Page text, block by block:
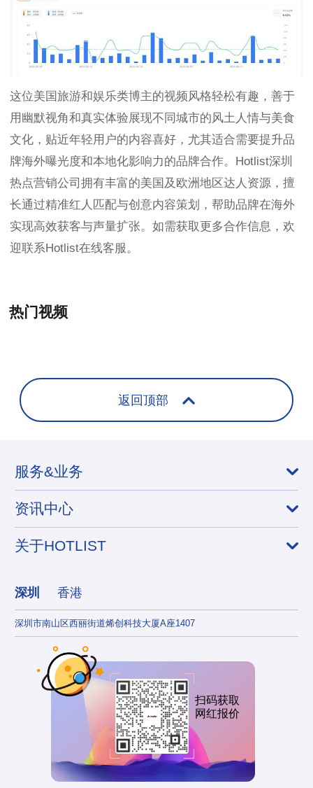
这位美国旅游和娱乐类博主的视频风格轻松有趣，善于
用幽默视角和真实体验展现不同城市的风土人情与美食
文化，贴近年轻用户的内容喜好，尤其适合需要提升品
牌海外曝光度和本地化影响力的品牌合作。Hotlist深圳
热点营销公司拥有丰富的美国及欧洲地区达人资源，擅
长通过精准红人匹配与创意内容策划，帮助品牌在海外
实现高效获客与声量扩张。如需获取更多合作信息，欢
迎联系Hotlist在线客服。
热门视频
返回顶部
服务&业务
资讯中心
关于HOTLIST
深圳 香港
深圳市南山区西丽街道烯创科技大厦A座1407
扫码获取
网红报价